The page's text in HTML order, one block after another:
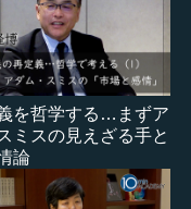
を哲学する…まずア
ミスの見えざる手と
論